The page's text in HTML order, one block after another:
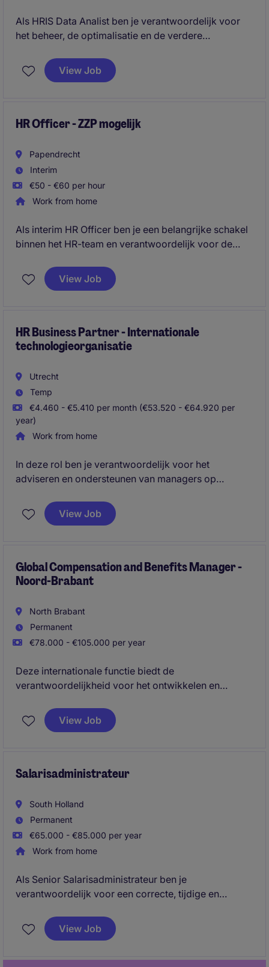
Als HRIS Data Analist ben je verantwoordelijk voor
het beheer, de optimalisatie en de verdere
internationale organisatie. Je combineert HR-data-
analyse, systeembeheer en stakeholdermanagement
View Job
HR Officer - ZZP mogelijk
Papendrecht
Interim
€50 - €60 per hour
Work from home
Als interim HR Officer ben je een belangrijke schakel
binnen het HR-team en verantwoordelijk voor de
hoofdkantoor iondersteun je de Global HR Manager
en de HR Manager. Je werkt voor de internationale
de verschillende regio's.
View Job
HR Business Partner - Internationale
technologieorganisatie
Utrecht
Temp
€4.460 - €5.410 per month (€53.520 - €64.920 per
year)
Work from home
In deze rol ben je verantwoordelijk voor het
adviseren en ondersteunen van managers op
actieve rol op thema's als verzuim, performance
management, coaching en talentontwikkeling,
View Job
Global Compensation and Benefits Manager -
Noord-Brabant
North Brabant
Permanent
€78.000 - €105.000 per year
Deze internationale functie biedt de
verantwoordelijkheid voor het ontwikkelen en
arbeidsvoorwaarden- en mobiliteitsprogramma's,
waarbij strategische beleidsvorming wordt
stakeholders om een marktconform, eerlijk en
View Job
Salarisadministrateur
South Holland
Permanent
€65.000 - €85.000 per year
Work from home
Als Senior Salarisadministrateur ben je
verantwoordelijk voor een correcte, tijdige en
meerdere entiteiten. Je werkt nauw samen met HR,
Finance en management, bent het aanspreekpunt
View Job